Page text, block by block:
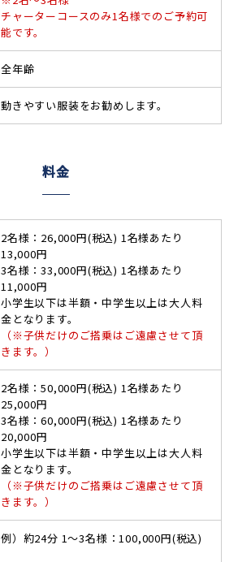
チャーターコースのみ1名様でのご予約可
能です。
全年齢
動きやすい服装をお勧めします。
料金
2名様：26,000円(税込) 1名様あたり
13,000円
3名様：33,000円(税込) 1名様あたり
11,000円
小学生以下は半額・中学生以上は大人料
金となります。
（※子供だけのご搭乗はご遠慮させて頂
きます。）
2名様：50,000円(税込) 1名様あたり
25,000円
3名様：60,000円(税込) 1名様あたり
20,000円
小学生以下は半額・中学生以上は大人料
金となります。
（※子供だけのご搭乗はご遠慮させて頂
きます。）
例）約24分 1〜3名様：100,000円(税込)